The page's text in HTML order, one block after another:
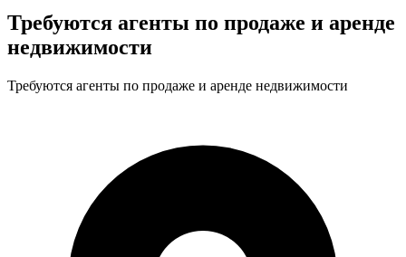
Требуются агенты по продаже и аренде
недвижимости
Требуются агенты по продаже и аренде недвижимости